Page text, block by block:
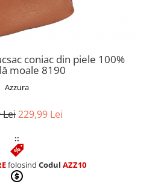
coniac din piele 100%
moale 8190
Azzura
Lei229,99 Lei
::
folosind Codul AZZ10